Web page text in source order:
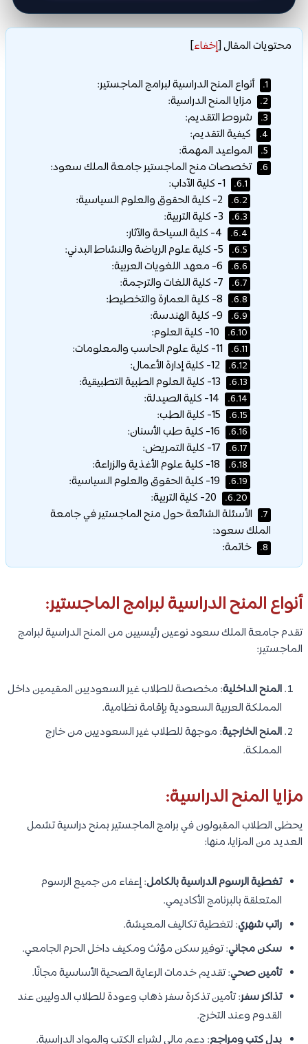
محتويات المقال[إخفاء]
1. أنواع المنح الدراسية لبرامج الماجستير:
2. مزايا المنح الدراسية:
3. شروط التقديم:
4. كيفية التقديم:
5. المواعيد المهمة:
6. تخصصات منح الماجستير جامعة الملك سعود:
6.1.
6.2.
6.3.
6.4.
6.5.
6.6.
6.7.
6.8.
6.9.
6.10.
6.11.
6.12.
6.13.
6.14.
6.15.
6.16.
6.17.
6.18.
6.19.
6.20.
7.
الأسئلة الشائعة حول منح الماجستير في جامعة
الملك سعود:
8. خاتمة:
أنواع المنح الدراسية لبرامج الماجستير:
تقدم جامعة الملك سعود نوعين رئيسيين من المنح الدراسية لبرامج
الماجستير:
المنح الداخلية: مخصصة للطلاب غير السعوديين المقيمين داخل
المملكة العربية السعودية بإقامة نظامية.
المنح الخارجية: موجهة للطلاب غير السعوديين من خارج
المملكة.
مزايا المنح الدراسية:
يحظى الطلاب المقبولون في برامج الماجستير بمنح دراسية تشمل
العديد من المزايا، منها:
تغطية الرسوم الدراسية بالكامل: إعفاء من جميع الرسوم
المتعلقة بالبرنامج الأكاديمي.
راتب شهري: لتغطية تكاليف المعيشة.
سكن مجاني: توفير سكن مؤثث ومكيف داخل الحرم الجامعي.
تأمين صحي: تقديم خدمات الرعاية الصحية الأساسية مجانًا.
تذاكر سفر: تأمين تذكرة سفر ذهاب وعودة للطلاب الدوليين عند
القدوم وعند التخرج.
بدل كتب ومراجع: دعم مالي لشراء الكتب والمواد الدراسية.